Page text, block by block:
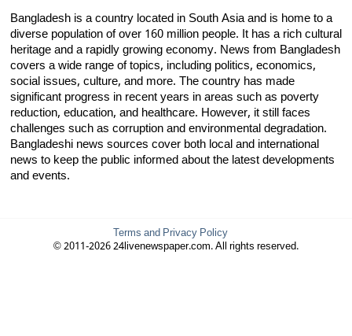
Bangladesh is a country located in South Asia and is home to a
diverse population of over 160 million people. It has a rich cultural
heritage and a rapidly growing economy. News from Bangladesh
covers a wide range of topics, including politics, economics,
social issues, culture, and more. The country has made
significant progress in recent years in areas such as poverty
reduction, education, and healthcare. However, it still faces
challenges such as corruption and environmental degradation.
Bangladeshi news sources cover both local and international
news to keep the public informed about the latest developments
and events.
Terms and Privacy Policy
© 2011-2026 24livenewspaper.com. All rights reserved.